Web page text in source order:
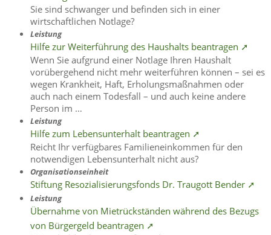
Sie sind schwanger und befinden sich in einer
wirtschaftlichen Notlage?
Leistung
Hilfe zur Weiterführung des Haushalts beantragen ➚
Wenn Sie aufgrund einer Notlage Ihren Haushalt
vorübergehend nicht mehr weiterführen können – sei es
wegen Krankheit, Haft, Erholungsmaßnahmen oder
auch nach einem Todesfall – und auch keine andere
Person im …
Leistung
Hilfe zum Lebensunterhalt beantragen ➚
Reicht Ihr verfügbares Familieneinkommen für den
notwendigen Lebensunterhalt nicht aus?
Organisationseinheit
Stiftung Resozialisierungsfonds Dr. Traugott Bender ➚
Leistung
Übernahme von Mietrückständen während des Bezugs
von Bürgergeld beantragen ➚